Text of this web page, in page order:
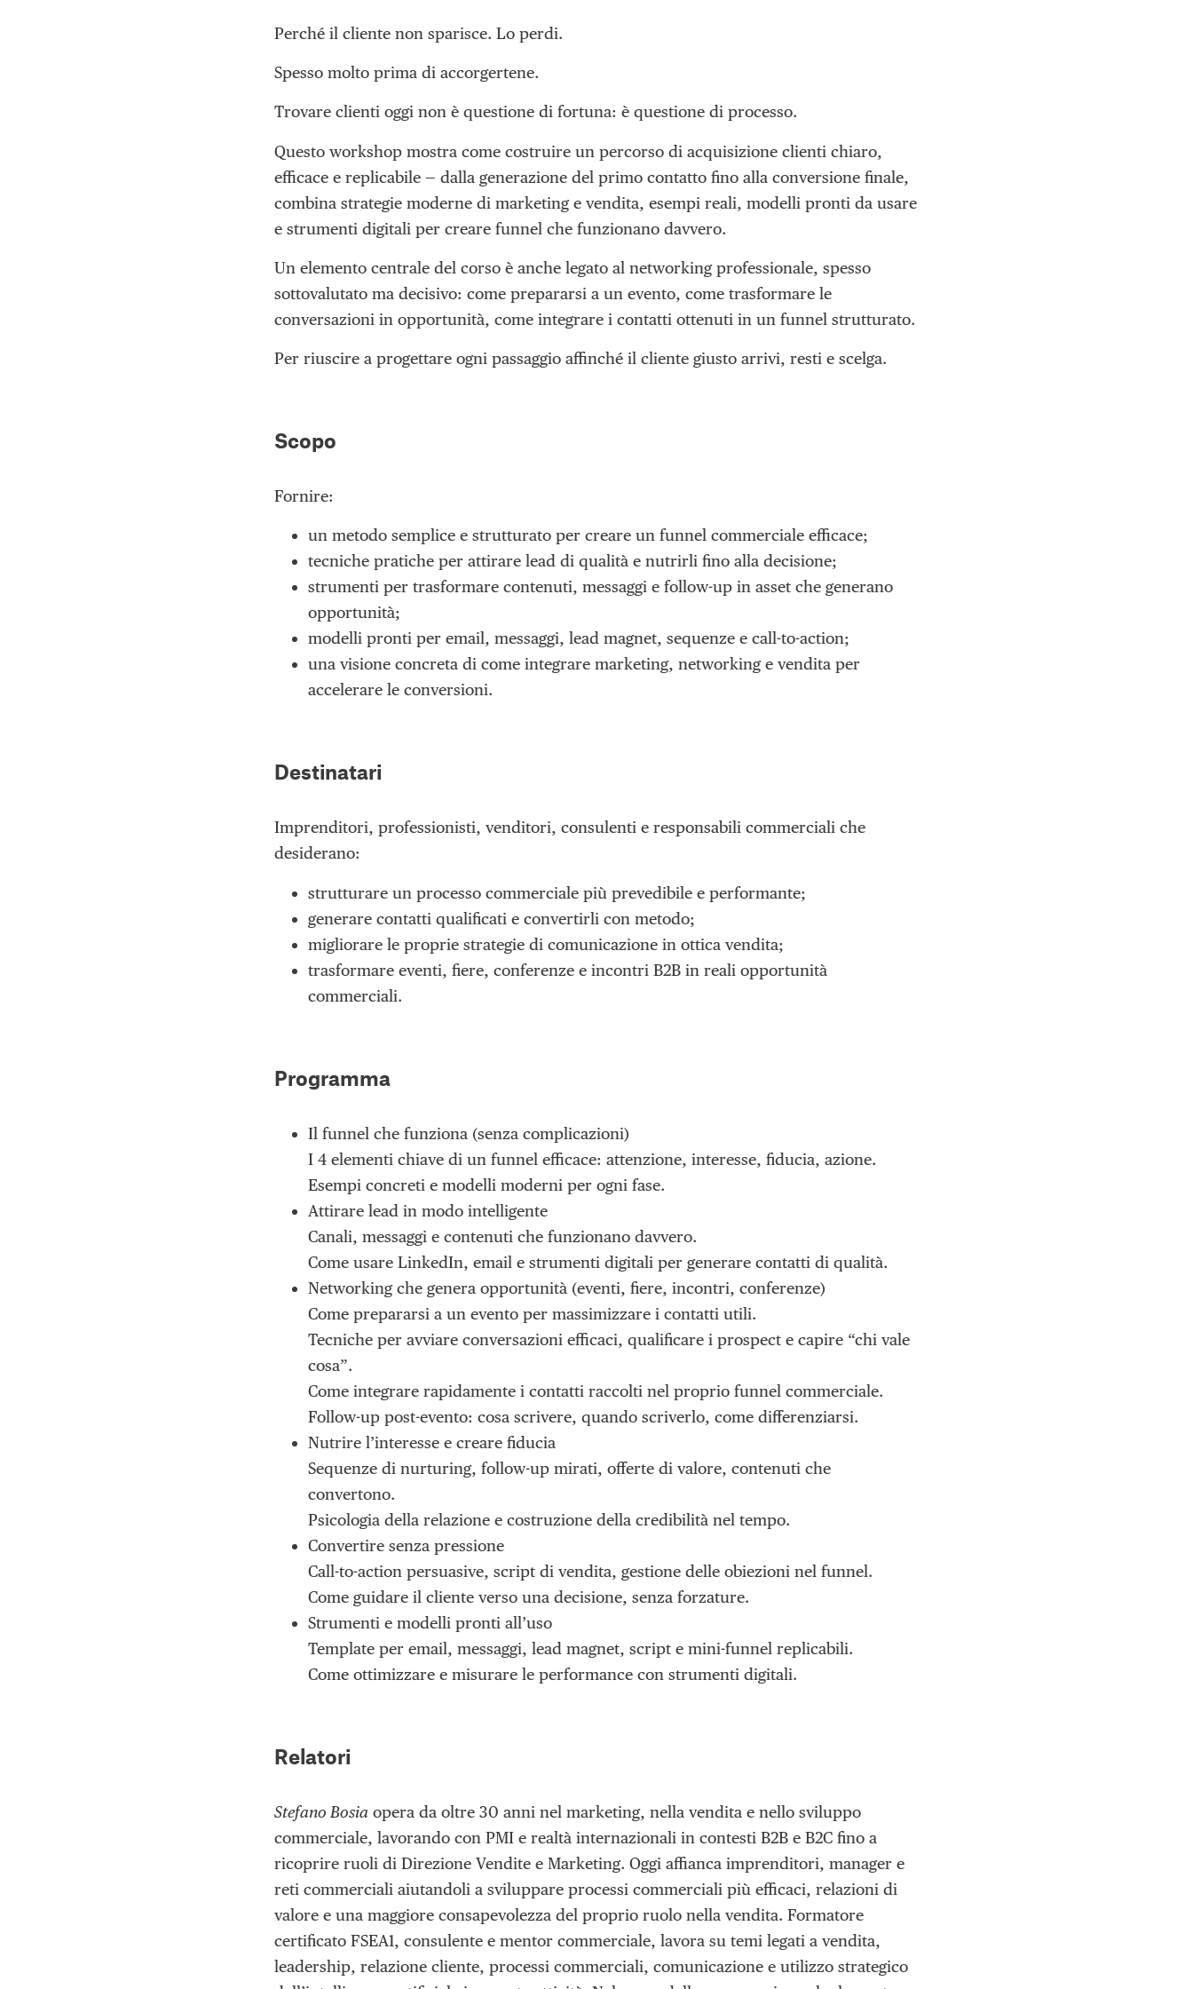
Perché il cliente non sparisce. Lo perdi.
Spesso molto prima di accorgertene.
Trovare clienti oggi non è questione di fortuna: è questione di processo.
Questo workshop mostra come costruire un percorso di acquisizione clienti chiaro,
efficace e replicabile — dalla generazione del primo contatto fino alla conversione finale,
combina strategie moderne di marketing e vendita, esempi reali, modelli pronti da usare
e strumenti digitali per creare funnel che funzionano davvero.
Un elemento centrale del corso è anche legato al networking professionale, spesso
sottovalutato ma decisivo: come prepararsi a un evento, come trasformare le
conversazioni in opportunità, come integrare i contatti ottenuti in un funnel strutturato.
Per riuscire a progettare ogni passaggio affinché il cliente giusto arrivi, resti e scelga.
Scopo
Fornire:
un metodo semplice e strutturato per creare un funnel commerciale efficace;
tecniche pratiche per attirare lead di qualità e nutrirli fino alla decisione;
strumenti per trasformare contenuti, messaggi e follow-up in asset che generano
opportunità;
modelli pronti per email, messaggi, lead magnet, sequenze e call-to-action;
una visione concreta di come integrare marketing, networking e vendita per
accelerare le conversioni.
Destinatari
Imprenditori, professionisti, venditori, consulenti e responsabili commerciali che
desiderano:
strutturare un processo commerciale più prevedibile e performante;
generare contatti qualificati e convertirli con metodo;
migliorare le proprie strategie di comunicazione in ottica vendita;
trasformare eventi, fiere, conferenze e incontri B2B in reali opportunità
commerciali.
Programma
Il funnel che funziona (senza complicazioni)
I 4 elementi chiave di un funnel efficace: attenzione, interesse, fiducia, azione.
Esempi concreti e modelli moderni per ogni fase.
Attirare lead in modo intelligente
Canali, messaggi e contenuti che funzionano davvero.
Come usare LinkedIn, email e strumenti digitali per generare contatti di qualità.
Networking che genera opportunità (eventi, fiere, incontri, conferenze)
Come prepararsi a un evento per massimizzare i contatti utili.
Tecniche per avviare conversazioni efficaci, qualificare i prospect e capire “chi vale
cosa”.
Come integrare rapidamente i contatti raccolti nel proprio funnel commerciale.
Follow-up post-evento: cosa scrivere, quando scriverlo, come differenziarsi.
Nutrire l’interesse e creare fiducia
Sequenze di nurturing, follow-up mirati, offerte di valore, contenuti che
convertono.
Psicologia della relazione e costruzione della credibilità nel tempo.
Convertire senza pressione
Call-to-action persuasive, script di vendita, gestione delle obiezioni nel funnel.
Come guidare il cliente verso una decisione, senza forzature.
Strumenti e modelli pronti all’uso
Template per email, messaggi, lead magnet, script e mini-funnel replicabili.
Come ottimizzare e misurare le performance con strumenti digitali.
Relatori
Stefano Bosia opera da oltre 30 anni nel marketing, nella vendita e nello sviluppo
commerciale, lavorando con PMI e realtà internazionali in contesti B2B e B2C fino a
ricoprire ruoli di Direzione Vendite e Marketing. Oggi affianca imprenditori, manager e
reti commerciali aiutandoli a sviluppare processi commerciali più efficaci, relazioni di
valore e una maggiore consapevolezza del proprio ruolo nella vendita. Formatore
certificato FSEA1, consulente e mentor commerciale, lavora su temi legati a vendita,
leadership, relazione cliente, processi commerciali, comunicazione e utilizzo strategico